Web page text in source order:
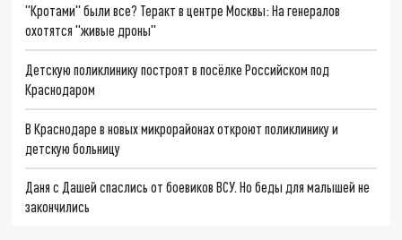
"Кротами" были все? Теракт в центре Москвы: На генералов
охотятся "живые дроны"
Детскую поликлинику построят в посёлке Российском под
Краснодаром
В Краснодаре в новых микрорайонах откроют поликлинику и
детскую больницу
Даня с Дашей спаслись от боевиков ВСУ. Но беды для малышей не
закончились